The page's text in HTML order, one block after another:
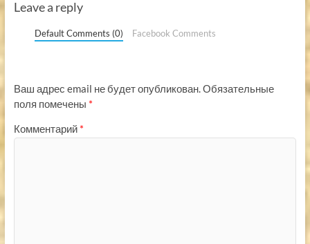
Leave a reply
Default Comments (0) Facebook Comments
Ваш адрес email не будет опубликован.Обязательные
поля помечены *
Комментарий *